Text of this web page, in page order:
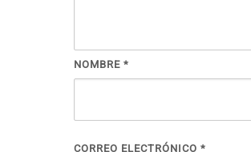
NOMBRE *
CORREO ELECTRÓNICO *